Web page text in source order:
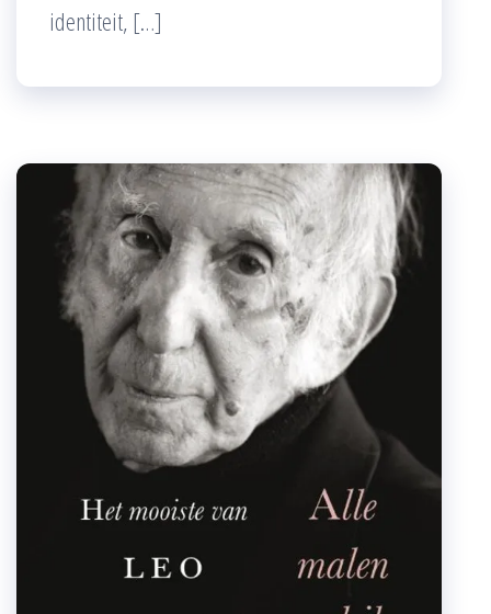
identiteit, […]